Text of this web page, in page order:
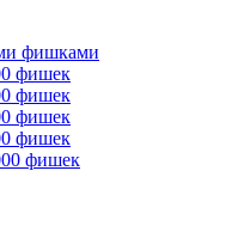
фишками
фишек
фишек
фишек
фишек
фишек